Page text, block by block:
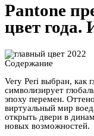
Pantone
цвет года.
Содержание
Very Peri выбран, как
символизирует
эпоху перемен.
виртуальный мир
открыть двери в
новых возможностей.